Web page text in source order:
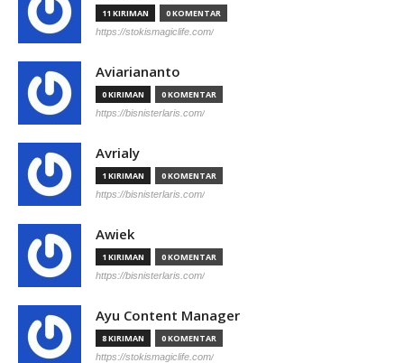
11 KIRIMAN 0 KOMENTAR
https://stokismagiclife.com/
Aviariananto
0 KIRIMAN 0 KOMENTAR
https://bisnisterlaris.com/
Avrialy
1 KIRIMAN 0 KOMENTAR
https://bisnisterlaris.com/
Awiek
1 KIRIMAN 0 KOMENTAR
https://bisnisterlaris.com/
Ayu Content Manager
8 KIRIMAN 0 KOMENTAR
https://stokismagiclife.com/